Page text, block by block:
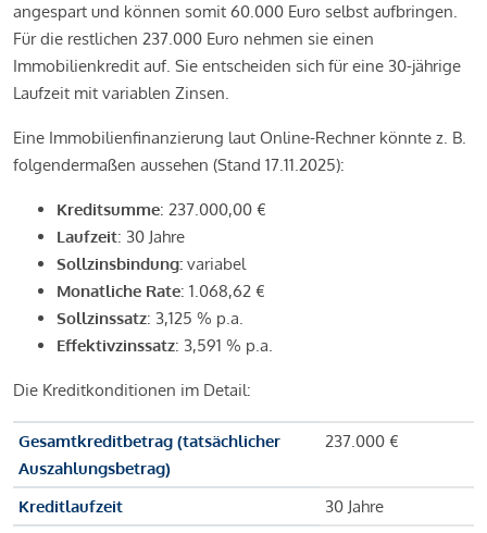
angespart und können somit 60.000 Euro selbst aufbringen.
Für die restlichen 237.000 Euro nehmen sie einen
Immobilienkredit auf. Sie entscheiden sich für eine 30-jährige
Laufzeit mit variablen Zinsen.
Eine Immobilienfinanzierung laut Online-Rechner könnte z. B.
folgendermaßen aussehen (Stand 17.11.2025):
Kreditsumme: 237.000,00 €
Laufzeit: 30 Jahre
Sollzinsbindung: variabel
Monatliche Rate: 1.068,62 €
Sollzinssatz: 3,125 % p.a.
Effektivzinssatz: 3,591 % p.a.
Die Kreditkonditionen im Detail:
Gesamtkreditbetrag (tatsächlicher
Auszahlungsbetrag)
237.000 €
Kreditlaufzeit
30 Jahre